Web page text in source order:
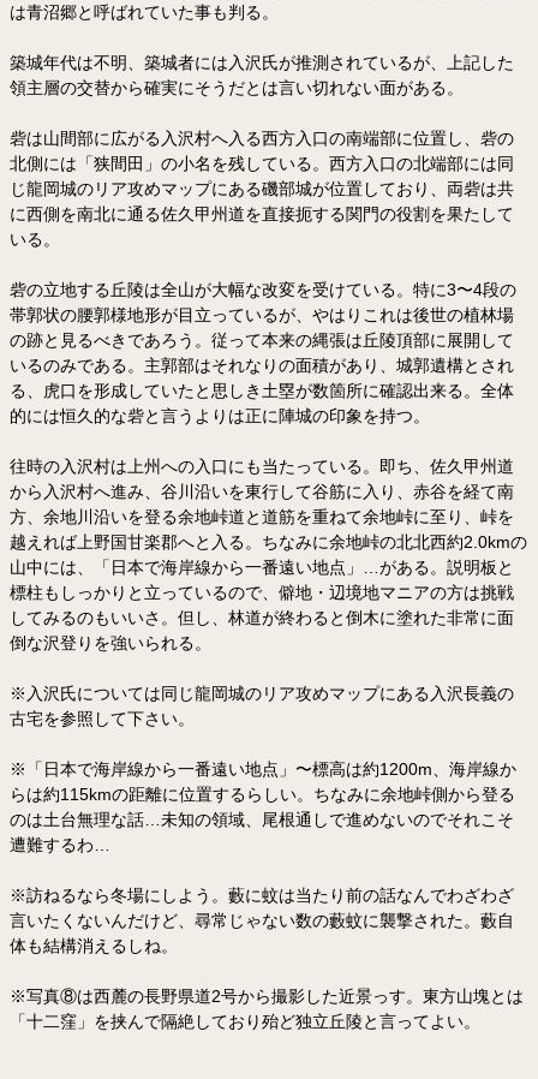
は青沼郷と呼ばれていた事も判る。
築城年代は不明、築城者には入沢氏が推測されているが、上記した
領主層の交替から確実にそうだとは言い切れない面がある。
砦は山間部に広がる入沢村へ入る西方入口の南端部に位置し、砦の
北側には「狭間田」の小名を残している。西方入口の北端部には同
じ龍岡城のリア攻めマップにある磯部城が位置しており、両砦は共
に西側を南北に通る佐久甲州道を直接扼する関門の役割を果たして
いる。
砦の立地する丘陵は全山が大幅な改変を受けている。特に3〜4段の
帯郭状の腰郭様地形が目立っているが、やはりこれは後世の植林場
の跡と見るべきであろう。従って本来の縄張は丘陵頂部に展開して
いるのみである。主郭部はそれなりの面積があり、城郭遺構とされ
る、虎口を形成していたと思しき土塁が数箇所に確認出来る。全体
的には恒久的な砦と言うよりは正に陣城の印象を持つ。
往時の入沢村は上州への入口にも当たっている。即ち、佐久甲州道
から入沢村へ進み、谷川沿いを東行して谷筋に入り、赤谷を経て南
方、余地川沿いを登る余地峠道と道筋を重ねて余地峠に至り、峠を
越えれば上野国甘楽郡へと入る。ちなみに余地峠の北北西約2.0kmの
山中には、「日本で海岸線から一番遠い地点」…がある。説明板と
標柱もしっかりと立っているので、僻地・辺境地マニアの方は挑戦
してみるのもいいさ。但し、林道が終わると倒木に塗れた非常に面
倒な沢登りを強いられる。
※入沢氏については同じ龍岡城のリア攻めマップにある入沢長義の
古宅を参照して下さい。
※「日本で海岸線から一番遠い地点」〜標高は約1200m、海岸線か
らは約115kmの距離に位置するらしい。ちなみに余地峠側から登る
のは土台無理な話…未知の領域、尾根通しで進めないのでそれこそ
遭難するわ…
※訪ねるなら冬場にしよう。藪に蚊は当たり前の話なんでわざわざ
言いたくないんだけど、尋常じゃない数の藪蚊に襲撃された。藪自
体も結構消えるしね。
※写真⑧は西麓の長野県道2号から撮影した近景っす。東方山塊とは
「十二窪」を挟んで隔絶しており殆ど独立丘陵と言ってよい。